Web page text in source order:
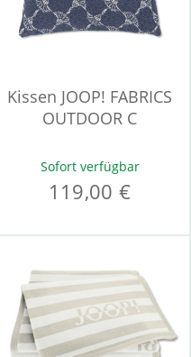
Kissen JOOP! FABRICS
OUTDOOR C
Sofort verfügbar
119,00 €